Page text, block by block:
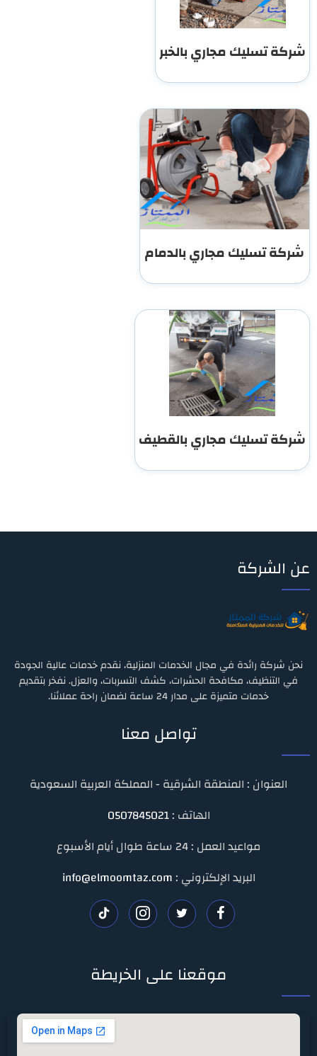
شركة تسليك مجاري بالخبر
شركة تسليك مجاري بالدمام
شركة تسليك مجاري بالقطيف
عن الشركة
نحن شركة رائدة في مجال الخدمات المنزلية، نقدم خدمات عالية الجودة
في التنظيف، مكافحة الحشرات، كشف التسربات، والعزل. نفخر بتقديم
خدمات متميزة على مدار 24 ساعة لضمان راحة عملائنا.
تواصل معنا
العنوان : المنطقة الشرقية - المملكة العربية السعودية
الهاتف :0507845021
مواعيد العمل : 24 ساعة طوال أيام الأسبوع
البريد الإلكتروني : info@elmoomtaz.com
تابعنا
فيسبوك
تابعنا
تويتر
تابعنا
انستغرام
تابعنا
تيك
توك
موقعنا على الخريطة